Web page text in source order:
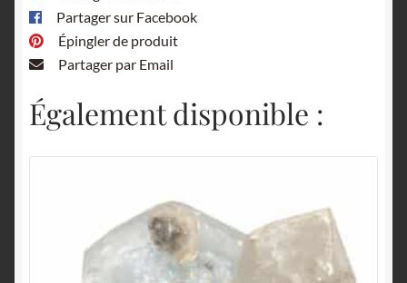
Partager sur Facebook
Épingler de produit
Partager par Email
Également disponible :